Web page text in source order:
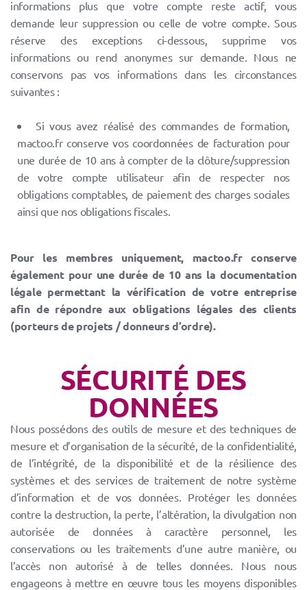
informations plus que votre compte reste actif, vous
demande leur suppression ou celle de votre compte. Sous
réserve des exceptions ci-dessous, supprime vos
informations ou rend anonymes sur demande. Nous ne
conservons pas vos informations dans les circonstances
suivantes :
Si vous avez réalisé des commandes de formation,
mactoo.fr conserve vos coordonnées de facturation pour
une durée de 10 ans à compter de la clôture/suppression
de votre compte utilisateur afin de respecter nos
obligations comptables, de paiement des charges sociales
ainsi que nos obligations fiscales.
Pour les membres uniquement, mactoo.fr conserve
également pour une durée de 10 ans la documentation
légale permettant la vérification de votre entreprise
afin de répondre aux obligations légales des clients
(porteurs de projets / donneurs d’ordre).
SÉCURITÉ DES
DONNÉES
Nous possédons des outils de mesure et des techniques de
mesure et d’organisation de la sécurité, de la confidentialité,
de l’intégrité, de la disponibilité et de la résilience des
systèmes et des services de traitement de notre système
d’information et de vos données. Protéger les données
contre la destruction, la perte, l’altération, la divulgation non
autorisée de données à caractère personnel, les
conservations ou les traitements d’une autre manière, ou
l’accès non autorisé à de telles données. Nous nous
engageons à mettre en œuvre tous les moyens disponibles